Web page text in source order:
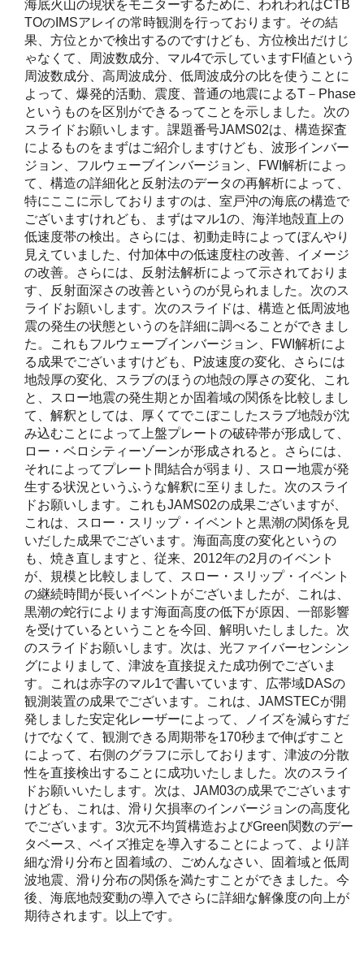
海底火山の現状をモニターするために、われわれはCTB
TOのIMSアレイの常時観測を行っております。その結
果、方位とかで検出するのですけども、方位検出だけじ
ゃなくて、周波数成分、マル4で示していますFI値という
周波数成分、高周波成分、低周波成分の比を使うことに
よって、爆発的活動、震度、普通の地震によるT－Phase
というものを区別ができるってことを示しました。次の
スライドお願いします。課題番号JAMS02は、構造探査
によるものをまずはご紹介しますけども、波形インバー
ジョン、フルウェーブインバージョン、FWI解析によっ
て、構造の詳細化と反射法のデータの再解析によって、
特にここに示しておりますのは、室戸沖の海底の構造で
ございますけれども、まずはマル1の、海洋地殻直上の
低速度帯の検出。さらには、初動走時によってぼんやり
見えていました、付加体中の低速度柱の改善、イメージ
の改善。さらには、反射法解析によって示されておりま
す、反射面深さの改善というのが見られました。次のス
ライドお願いします。次のスライドは、構造と低周波地
震の発生の状態というのを詳細に調べることができまし
た。これもフルウェーブインバージョン、FWI解析によ
る成果でございますけども、P波速度の変化、さらには
地殻厚の変化、スラブのほうの地殻の厚さの変化、これ
と、スロー地震の発生期とか固着域の関係を比較しまし
て、解釈としては、厚くてでこぼこしたスラブ地殻が沈
み込むことによって上盤プレートの破砕帯が形成して、
ロー・ベロシティーゾーンが形成されると。さらには、
それによってプレート間結合が弱まり、スロー地震が発
生する状況というふうな解釈に至りました。次のスライ
ドお願いします。これもJAMS02の成果ございますが、
これは、スロー・スリップ・イベントと黒潮の関係を見
いだした成果でございます。海面高度の変化というの
も、焼き直しますと、従来、2012年の2月のイベント
が、規模と比較しまして、スロー・スリップ・イベント
の継続時間が長いイベントがございましたが、これは、
黒潮の蛇行によります海面高度の低下が原因、一部影響
を受けているということを今回、解明いたしました。次
のスライドお願いします。次は、光ファイバーセンシン
グによりまして、津波を直接捉えた成功例でございま
す。これは赤字のマル1で書いています、広帯域DASの
観測装置の成果でございます。これは、JAMSTECが開
発しました安定化レーザーによって、ノイズを減らすだ
けでなくて、観測できる周期帯を170秒まで伸ばすこと
によって、右側のグラフに示しております、津波の分散
性を直接検出することに成功いたしました。次のスライ
ドお願いいたします。次は、JAM03の成果でございます
けども、これは、滑り欠損率のインバージョンの高度化
でございます。3次元不均質構造およびGreen関数のデー
タベース、ベイズ推定を導入することによって、より詳
細な滑り分布と固着域の、ごめんなさい、固着域と低周
波地震、滑り分布の関係を満たすことができました。今
後、海底地殻変動の導入でさらに詳細な解像度の向上が
期待されます。以上です。